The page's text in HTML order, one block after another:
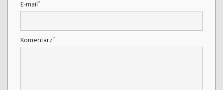
E-mail*
Komentarz*